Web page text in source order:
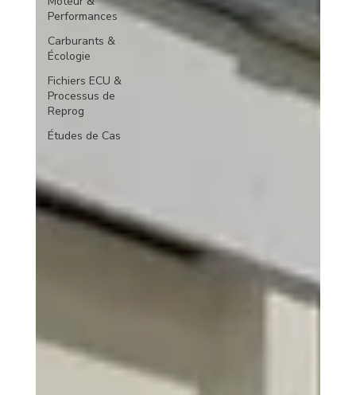
Performances
Carburants &
Écologie
Fichiers ECU &
Processus de
Reprog
Études de Cas